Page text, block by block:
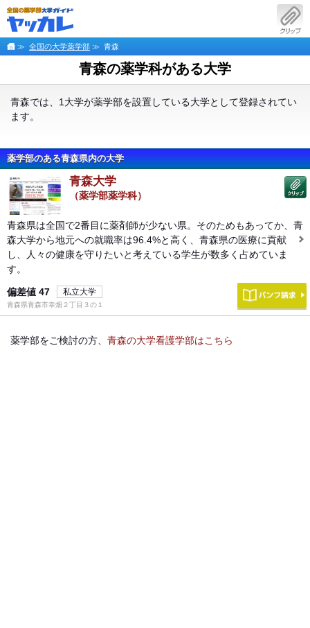
青森の薬学科がある大学
青森では、1大学が薬学部を設置している大学として登録されてい
ます。
薬学部のある青森県内の大学
青森大学
（薬学部薬学科）
青森県は全国で2番目に薬剤師が少ない県。そのためもあってか、青
森大学から地元への就職率は96.4%と高く、青森県の医療に貢献
し、人々の健康を守りたいと考えている学生が数多く占めていま
す。
偏差値 47 私立大学
青森県青森市幸畑２丁目３の１
薬学部をご検討の方、 青森の大学看護学部はこちら
≫ 全国の大学薬学部 ≫ 青森